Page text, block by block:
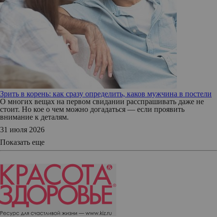
Зрить в корень: как сразу определить, каков мужчина в постели
О многих вещах на первом свидании расспрашивать даже не
стоит. Но кое о чем можно догадаться — если проявить
внимание к деталям.
31 июля 2026
Показать еще